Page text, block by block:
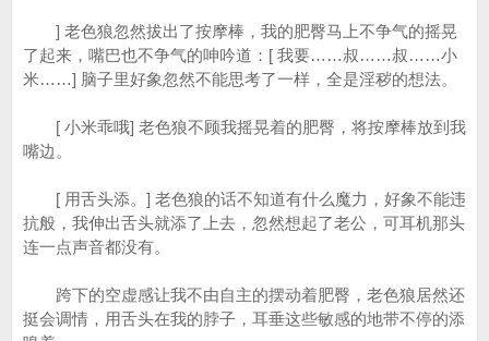
] 老色狼忽然拔出了按摩棒，我的肥臀马上不争气的摇晃
了起来，嘴巴也不争气的呻吟道：[ 我要……叔……叔……小
米……] 脑子里好象忽然不能思考了一样，全是淫秽的想法。
[ 小米乖哦] 老色狼不顾我摇晃着的肥臀，将按摩棒放到我
嘴边。
[ 用舌头添。] 老色狼的话不知道有什么魔力，好象不能违
抗般，我伸出舌头就添了上去，忽然想起了老公，可耳机那头
连一点声音都没有。
跨下的空虚感让我不由自主的摆动着肥臀，老色狼居然还
挺会调情，用舌头在我的脖子，耳垂这些敏感的地带不停的添